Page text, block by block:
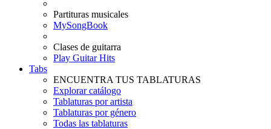
Partituras musicales
MySongBook
Clases de guitarra
Play Guitar Hits
Tabs
ENCUENTRA TUS TABLATURAS
Explorar catálogo
Tablaturas por artista
Tablaturas por género
Todas las tablaturas